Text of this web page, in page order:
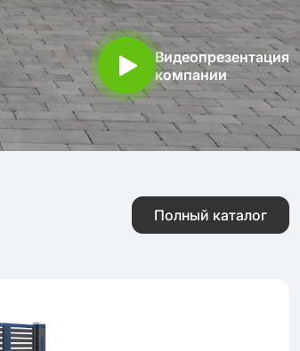
Видеопрезентация
компании
Полный каталог